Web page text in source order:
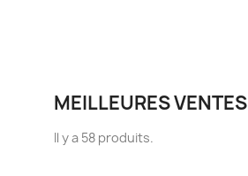
MEILLEURES VENTES
Il y a 58 produits.